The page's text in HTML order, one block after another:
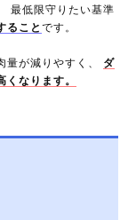
最低限守りたい基準
ることです。
量が減りやすく、 ダ
なります。